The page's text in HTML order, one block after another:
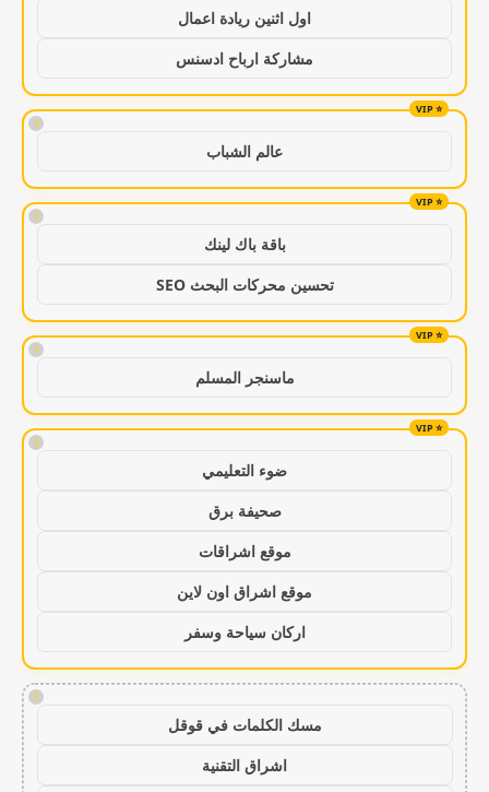
اول اثنين ريادة اعمال
مشاركة ارباح ادسنس
!
عالم الشباب
!
باقة باك لينك
تحسين محركات البحث SEO
!
ماسنجر المسلم
!
ضوء التعليمي
صحيفة برق
موقع اشراقات
موقع اشراق اون لاين
اركان سياحة وسفر
!
مسك الكلمات في قوقل
اشراق التقنية